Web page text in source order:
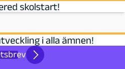
skolstart!
i alla ämnen!